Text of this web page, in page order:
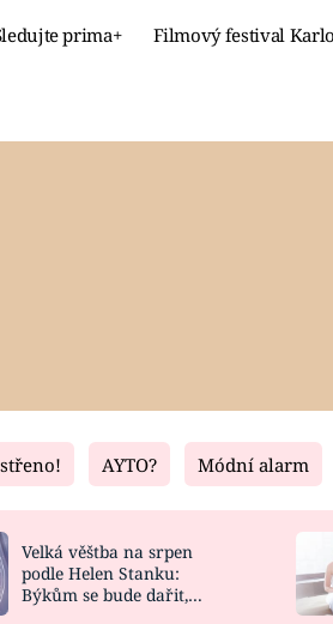
prima+ Filmový festival
Living
DESIGN
AYTO? Módní alarm
Velká věštba na srpen
podle Helen Stanku:
Býkům se bude dařit,